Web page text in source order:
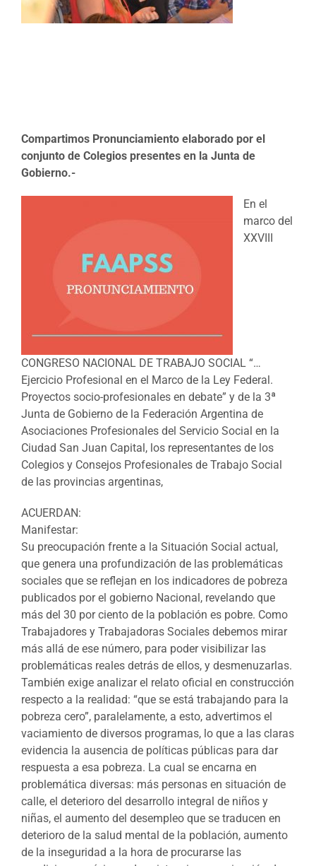
Compartimos Pronunciamiento elaborado por el
conjunto de Colegios presentes en la Junta de
Gobierno.-
En el
marco del
XXVIII
CONGRESO NACIONAL DE TRABAJO SOCIAL “…
Ejercicio Profesional en el Marco de la Ley Federal.
Proyectos socio-profesionales en debate” y de la 3ª
Junta de Gobierno de la Federación Argentina de
Asociaciones Profesionales del Servicio Social en la
Ciudad San Juan Capital, los representantes de los
Colegios y Consejos Profesionales de Trabajo Social
de las provincias argentinas,
ACUERDAN:
Manifestar:
Su preocupación frente a la Situación Social actual,
que genera una profundización de las problemáticas
sociales que se reflejan en los indicadores de pobreza
publicados por el gobierno Nacional, revelando que
más del 30 por ciento de la población es pobre. Como
Trabajadores y Trabajadoras Sociales debemos mirar
más allá de ese número, para poder visibilizar las
problemáticas reales detrás de ellos, y desmenuzarlas.
También exige analizar el relato oficial en construcción
respecto a la realidad: “que se está trabajando para la
pobreza cero”, paralelamente, a esto, advertimos el
vaciamiento de diversos programas, lo que a las claras
evidencia la ausencia de políticas públicas para dar
respuesta a esa pobreza. La cual se encarna en
problemática diversas: más personas en situación de
calle, el deterioro del desarrollo integral de niños y
niñas, el aumento del desempleo que se traducen en
deterioro de la salud mental de la población, aumento
de la inseguridad a la hora de procurarse las